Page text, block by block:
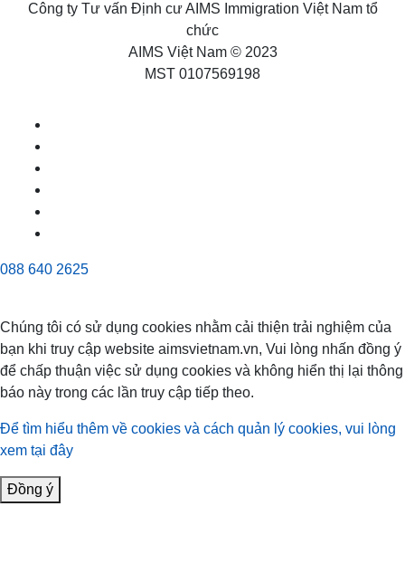
Công ty Tư vấn Định cư AIMS Immigration Việt Nam tổ
chức
AIMS Việt Nam © 2023
MST 0107569198
088 640 2625
Chúng tôi có sử dụng cookies nhằm cải thiện trải nghiệm của
bạn khi truy cập website aimsvietnam.vn, Vui lòng nhấn đồng ý
để chấp thuận việc sử dụng cookies và không hiển thị lại thông
báo này trong các lần truy cập tiếp theo.
Để tìm hiểu thêm về cookies và cách quản lý cookies, vui lòng
xem tại đây
Đồng ý